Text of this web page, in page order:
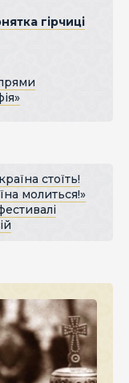
гірчиці
стоїть!
молиться!»